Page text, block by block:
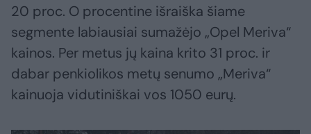
20 proc. O procentine išraiška šiame
segmente labiausiai sumažėjo „Opel Meriva“
kainos. Per metus jų kaina krito 31 proc. ir
dabar penkiolikos metų senumo „Meriva“
kainuoja vidutiniškai vos 1050 eurų.